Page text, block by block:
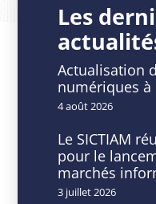
2009
budget
Les
Actualisation
numériques à
4 août 2026
Le SICTIAM
pour le
marchés
3 juillet 2026